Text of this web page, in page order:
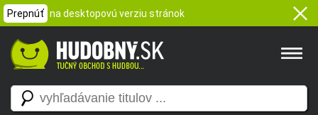
Prepnúť na desktopovú verziu stránok